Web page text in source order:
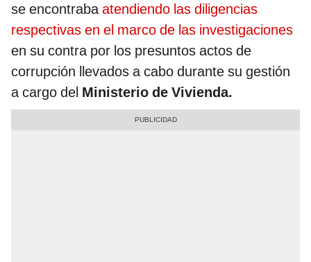
se encontrabaatendiendo las diligencias
respectivas en el marco de las investigaciones
en su contra por los presuntos actos de
corrupción llevados a cabo durante su gestión
a cargo del Ministerio de Vivienda.